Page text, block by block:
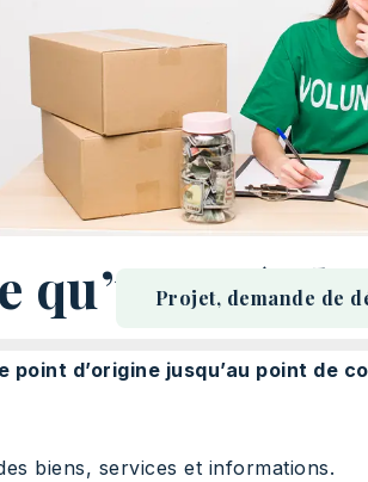
qu’un coût
point d’origine jusqu’au point de
biens, services et informations.
Projet, demande de